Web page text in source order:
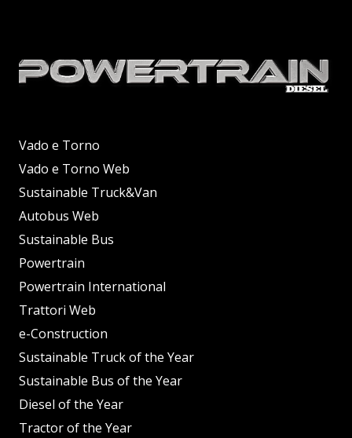
Vado e Torno
Vado e Torno Web
Sustainable Truck&Van
Autobus Web
Sustainable Bus
Powertrain
Powertrain International
Trattori Web
e-Construction
Sustainable Truck of the Year
Sustainable Bus of the Year
Diesel of the Year
Tractor of the Year